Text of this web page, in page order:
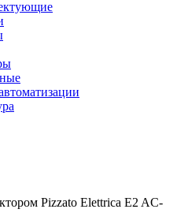
Pizzato Elettrica E2 AC-